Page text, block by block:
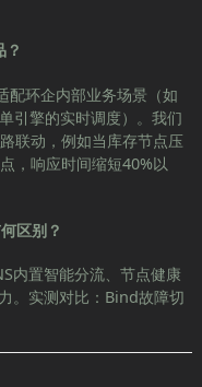
配环企内部业务场景（如
引擎的实时调度）。我们
联动，例如当库存节点压
，响应时间缩短40%以
区别？
内置智能分流、节点健康
。实测对比：Bind故障切